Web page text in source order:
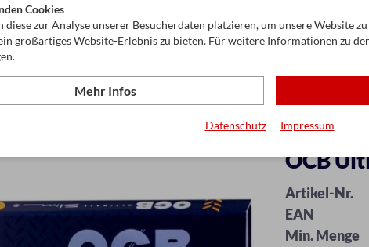
Zigarettenpapier
OCB
Artikel-Nr.
EAN
Min. Menge
Cookies
diese zur Analyse unserer Besucherdaten platzieren, um unsere Website
großartiges Website-Erlebnis zu bieten. Für weitere Informationen zu
Mehr Infos
Datenschutz Impressum